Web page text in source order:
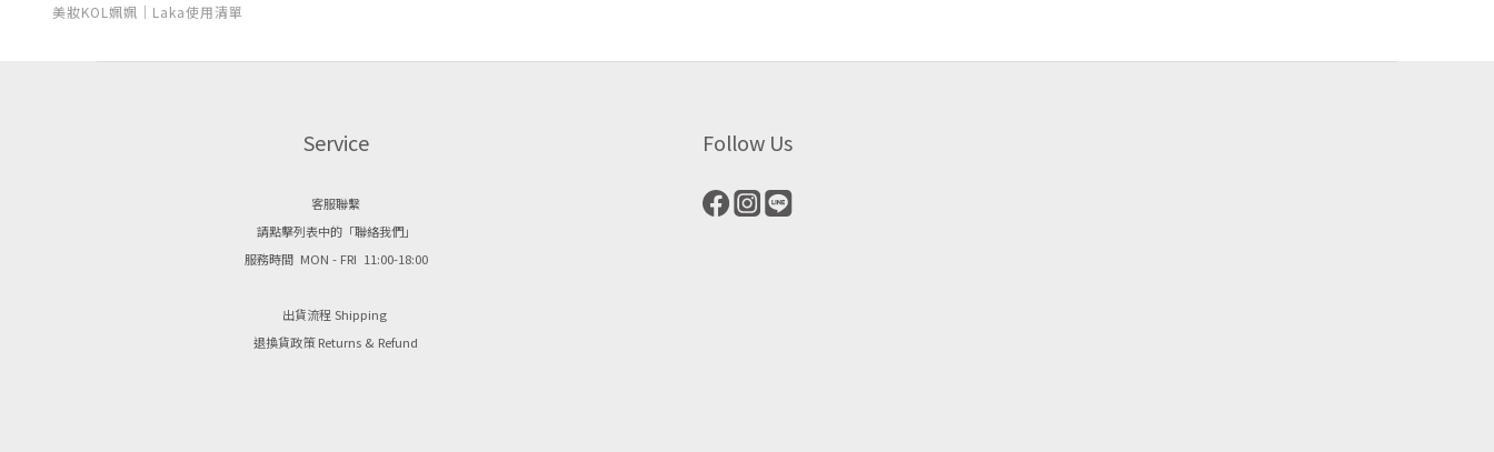
美妝KOL姵姵｜Laka使用清單
Service
客服聯繫
請點擊列表中的「聯絡我們」
服務時間 MON - FRI 11:00-18:00
出貨流程 Shipping
退換貨政策 Returns & Refund
Follow Us